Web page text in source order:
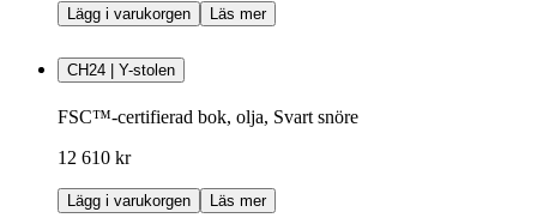
Lägg i varukorgen Läs mer
CH24 | Y-stolen
FSC™-certifierad bok, olja, Svart snöre
12 610 kr
Lägg i varukorgen Läs mer